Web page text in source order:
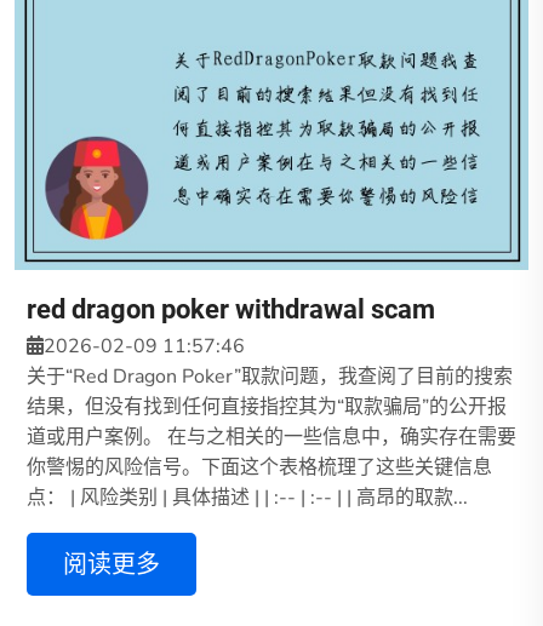
red dragon poker withdrawal scam
2026-02-09 11:57:46
关于“Red Dragon Poker”取款问题，我查阅了目前的搜索
结果，但没有找到任何直接指控其为“取款骗局”的公开报
道或用户案例。 在与之相关的一些信息中，确实存在需要
你警惕的风险信号。下面这个表格梳理了这些关键信息
点： | 风险类别 | 具体描述 | | :-- | :-- | | 高昂的取款...
阅读更多